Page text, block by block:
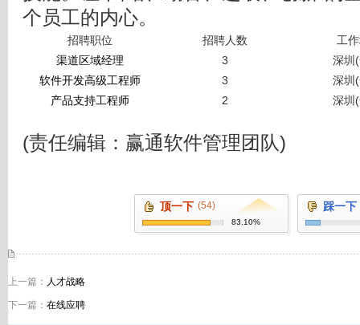
个员工的内心。
招聘职位 招聘人数
工
渠道区域经理
3
深圳
软件开发高级工程师
3
深圳
产品支持工程师
2 深圳
(责任编辑：赢通软件管理团队)
顶一下 (54)
83.10%
踩一下
上一篇： 人才战略
下一篇： 在线应聘